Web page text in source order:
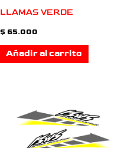
LLAMAS VERDE
$ 65.000
Añadir al carrito